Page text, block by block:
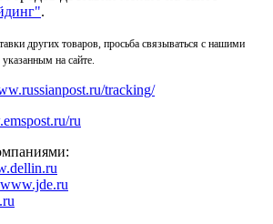
.
других товаров, просьба связываться с нашими
на сайте.
tracking/
ru
www.jde.ru